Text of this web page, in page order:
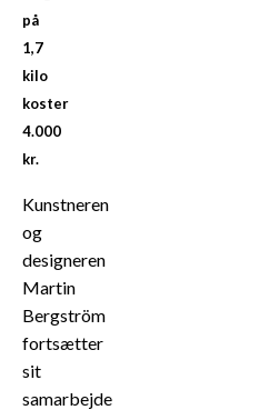
på
1,7
kilo
koster
4.000
kr.
Kunstneren
og
designeren
Martin
Bergström
fortsætter
sit
samarbejde